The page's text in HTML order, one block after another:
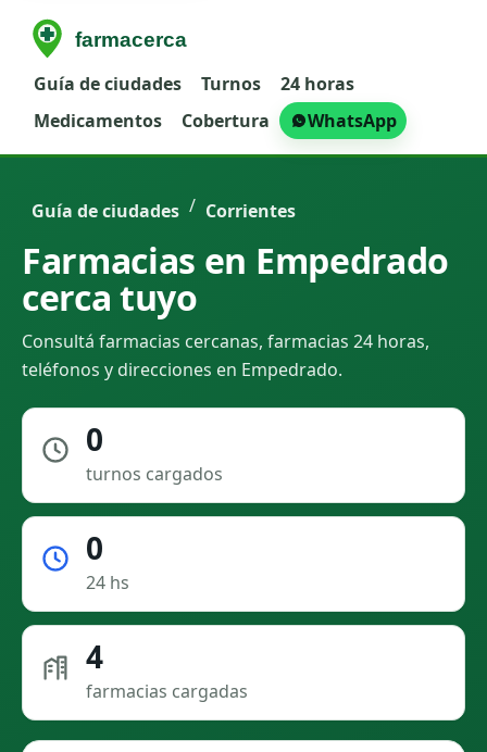
Guía de ciudades Turnos
24 horas
Medicamentos
Cobertura WhatsApp
Guía de ciudades / Corrientes
Farmacias en Empedrado
cerca tuyo
Consultá farmacias cercanas, farmacias 24 horas,
teléfonos y direcciones en Empedrado.
0
turnos cargados
0
24 hs
4
farmacias cargadas